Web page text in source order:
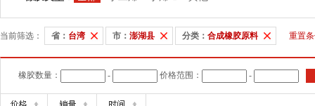
当前筛选： 省： 台湾 市： 澎湖县 分类： 合成橡胶原料 重置
橡胶数量： - 价格范围： -